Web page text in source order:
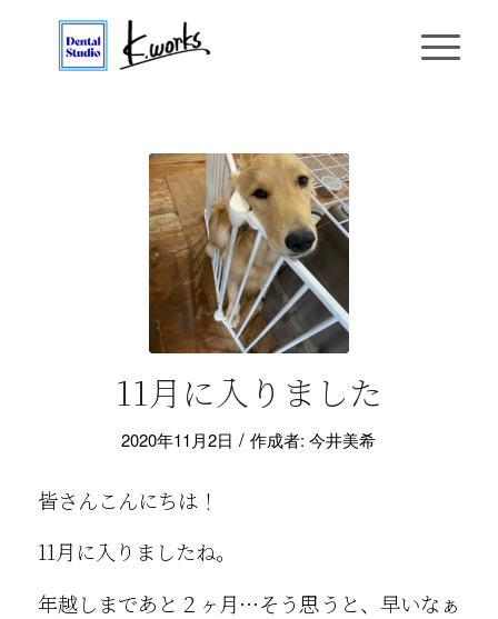
11月に入りました
2020年11月2日 / 作成者:今井美希
皆さんこんにちは！
11月に入りましたね。
年越しまであと２ヶ月…そう思うと、早いなぁ